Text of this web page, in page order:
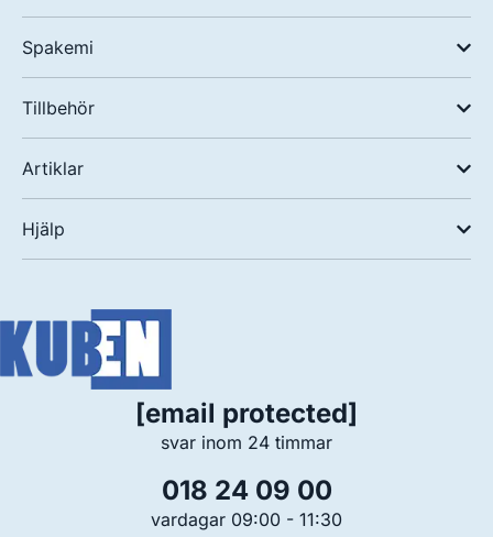
Spakemi
Tillbehör
Artiklar
Hjälp
018 24 09 00
vardagar 09:00 - 11:30
[email protected]
svar inom 24 timmar